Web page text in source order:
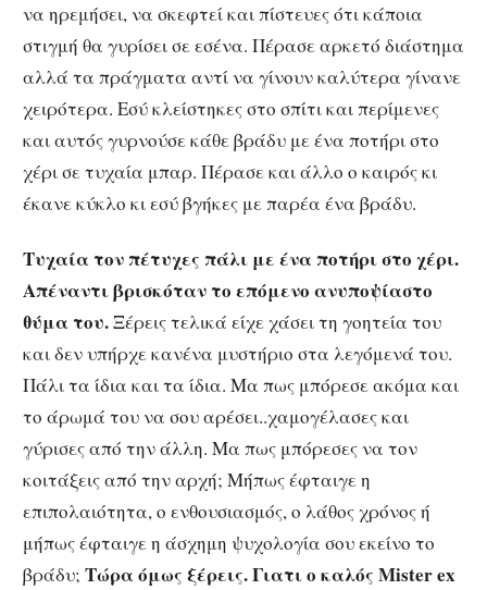
να ηρεμήσει, να σκεφτεί και πίστευες ότι κάποια
στιγμή θα γυρίσει σε εσένα. Πέρασε αρκετό διάστημα
αλλά τα πράγματα αντί να γίνουν καλύτερα γίνανε
χειρότερα. Εσύ κλείστηκες στο σπίτι και περίμενες
και αυτός γυρνούσε κάθε βράδυ με ένα ποτήρι στο
χέρι σε τυχαία μπαρ. Πέρασε και άλλο ο καιρός κι
έκανε κύκλο κι εσύ βγήκες με παρέα ένα βράδυ.
Τυχαία τον πέτυχες πάλι με ένα ποτήρι στο χέρι.
Απέναντι βρισκόταν το επόμενο ανυποψίαστο
θύμα του.Ξέρεις τελικά είχε χάσει τη γοητεία του
και δεν υπήρχε κανένα μυστήριο στα λεγόμενά του.
Πάλι τα ίδια και τα ίδια. Μα πως μπόρεσε ακόμα και
το άρωμά του να σου αρέσει..χαμογέλασες και
γύρισες από την άλλη. Μα πως μπόρεσες να τον
κοιτάξεις από την αρχή; Μήπως έφταιγε η
επιπολαιότητα, ο ενθουσιασμός, ο λάθος χρόνος ή
μήπως έφταιγε η άσχημη ψυχολογία σου εκείνο το
βράδυ; Τώρα όμως ξέρεις. Γιατι ο καλός Mister ex